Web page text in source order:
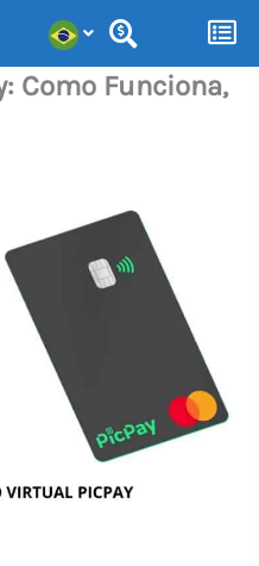
Como Funciona,